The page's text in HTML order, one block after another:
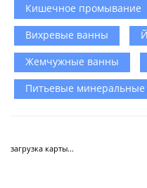
Кишечное промывание
Вихревые ванны
Жемчужные ванны
Питьевые минеральные
загрузка карты...